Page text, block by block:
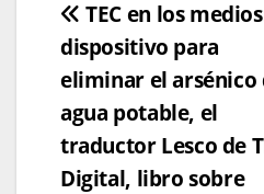
Navegación
de
entradas
TEC en los
dispositivo para
eliminar el arsénico
agua potable, el
traductor Lesco de
Digital, libro sobre